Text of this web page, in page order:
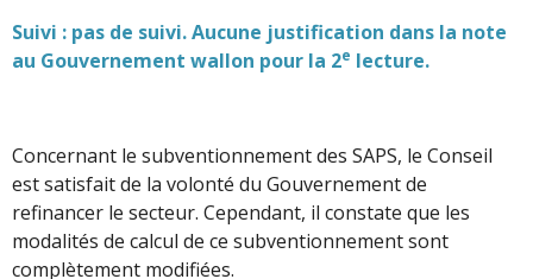
Suivi : pas de suivi. Aucune justification dans la note
au Gouvernement wallon pour la 2e lecture.
Concernant le subventionnement des SAPS, le Conseil
est satisfait de la volonté du Gouvernement de
refinancer le secteur. Cependant, il constate que les
modalités de calcul de ce subventionnement sont
complètement modifiées.